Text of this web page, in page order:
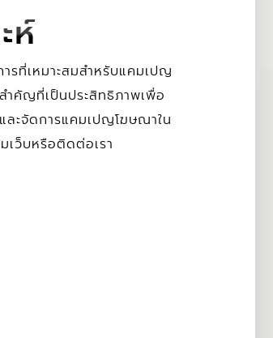
ห์
รที่เหมาะสมสำหรับแคมเปญ
คัญที่เป็นประสิทธิภาพเพื่อ
ะจัดการแคมเปญโฆษณาใน
เว็บหรือติดต่อเรา